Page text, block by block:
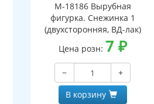
М-18186 Вырубная
фигурка. Снежинка 1
(двухсторонняя, ВД-лак)
Цена розн: 7 ₽
−
+
В корзину